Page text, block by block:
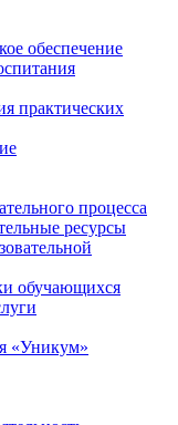
обеспечение
практических
процесса
ресурсы
обучающихся
«Уникум»